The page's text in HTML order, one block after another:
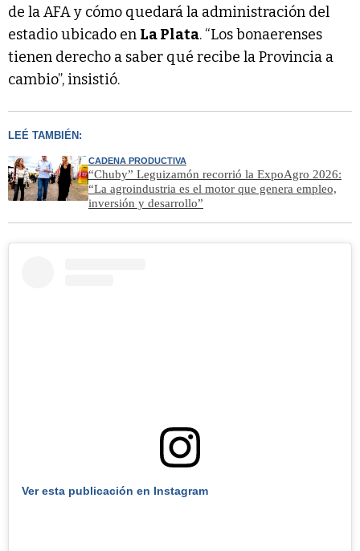
de la AFA y cómo quedará la administración del
estadio ubicado en La Plata. “Los bonaerenses
tienen derecho a saber qué recibe la Provincia a
cambio”, insistió.
LEÉ TAMBIÉN:
CADENA PRODUCTIVA
“Chuby” Leguizamón recorrió la ExpoAgro 2026:
“La agroindustria es el motor que genera empleo,
inversión y desarrollo”
Ver esta publicación en Instagram